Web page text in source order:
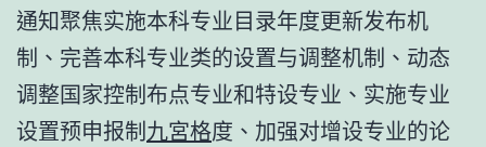
通知聚焦实施本科专业目录年度更新发布机
制、完善本科专业类的设置与调整机制、动态
调整国家控制布点专业和特设专业、实施专业
设置预申报制九宮格度、加强对增设专业的论